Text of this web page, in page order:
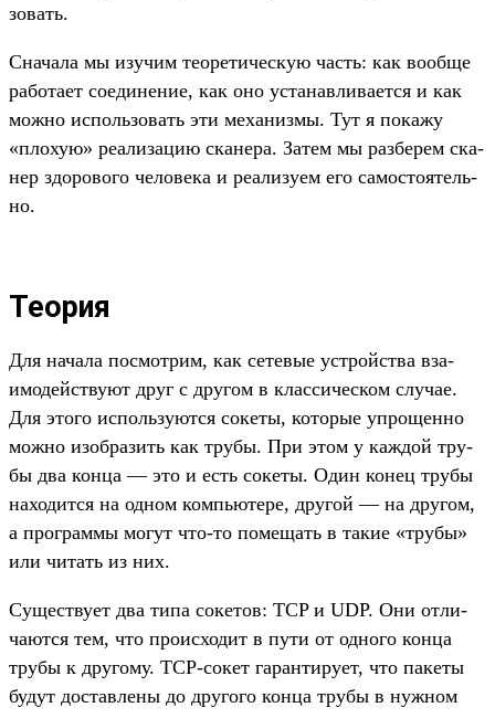
зовать.
Сна­чала мы изу­чим теоре­тичес­кую часть: как вооб­ще
работа­ет соеди­нение, как оно уста­нав­лива­ется и как
мож­но исполь­зовать эти механиз­мы. Тут я покажу
«пло­хую» реали­зацию ска­нера. Затем мы раз­берем ска­
нер здо­рово­го челове­ка и реали­зуем его самос­тоятель­
но.
Теория
Для начала пос­мотрим, как сетевые устрой­ства вза­
имо­дей­ству­ют друг с дру­гом в клас­сичес­ком слу­чае.
Для это­го исполь­зуют­ся сокеты, которые упро­щен­но
мож­но изоб­разить как тру­бы. При этом у каж­дой тру­
бы два кон­ца — это и есть сокеты. Один конец тру­бы
находит­ся на одном компь­юте­ре, дру­гой — на дру­гом,
а прог­раммы могут что‑то помещать в такие «тру­бы»
или читать из них.
Су­щес­тву­ет два типа сокетов: TCP и UDP. Они отли­
чают­ся тем, что про­исхо­дит в пути от одно­го кон­ца
тру­бы к дру­гому. TCP-сокет гаран­тиру­ет, что пакеты
будут дос­тавле­ны до дру­гого кон­ца тру­бы в нуж­ном